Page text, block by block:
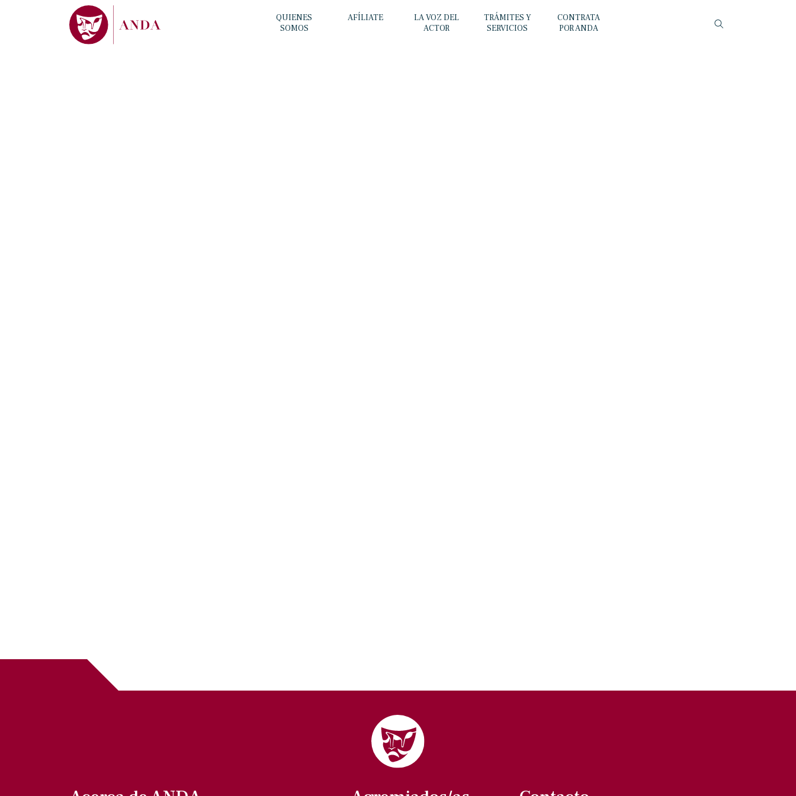
QUIENES
SOMOS
AFÍLIATE
LA VOZ DEL
ACTOR
TRÁMITES Y
SERVICIOS
CONTRATA
POR ANDA